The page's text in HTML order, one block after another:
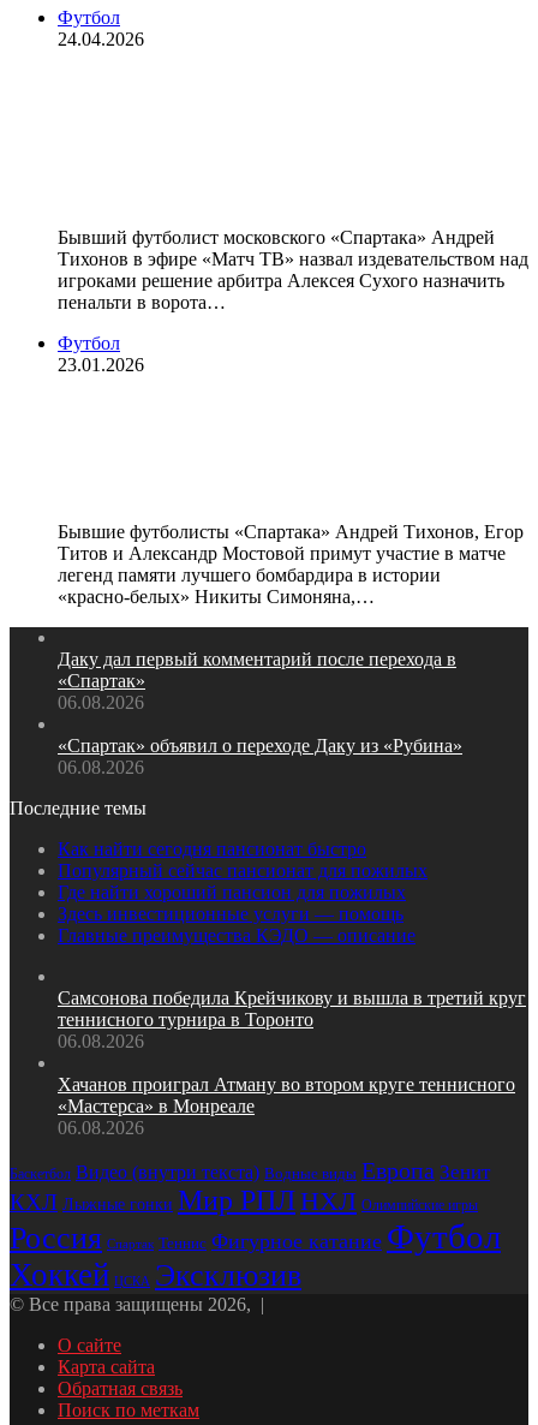
Футбол
24.04.2026
Бывший футболист московского «Спартака» Андрей
Тихонов в эфире «Матч ТВ» назвал издевательством над
игроками решение арбитра Алексея Сухого назначить
пенальти в ворота…
Футбол
23.01.2026
Бывшие футболисты «Спартака» Андрей Тихонов, Егор
Титов и Александр Мостовой примут участие в матче
легенд памяти лучшего бомбардира в истории
«красно‑белых» Никиты Симоняна,…
Даку дал первый комментарий после перехода в
«Спартак»
06.08.2026
«Спартак» объявил о переходе Даку из «Рубина»
06.08.2026
Последние темы
Как найти сегодня пансионат быстро
Популярный сейчас пансионат для пожилых
Где найти хороший пансион для пожилых
Здесь инвестиционные услуги — помощь
Главные преимущества КЭДО — описание
Самсонова победила Крейчикову и вышла в третий круг
теннисного турнира в Торонто
06.08.2026
Хачанов проиграл Атману во втором круге теннисного
«Мастерса» в Монреале
06.08.2026
Баскетбол Видео (внутри текста) Водные виды Европа Зенит
КХЛ Лыжные гонки Мир РПЛНХЛ Олимпийские игры
Россия Спартак Теннис Фигурное катание Футбол
Хоккей ЦСКА Эксклюзив
© Все права защищены 2026, |
О сайте
Карта сайта
Обратная связь
Поиск по меткам